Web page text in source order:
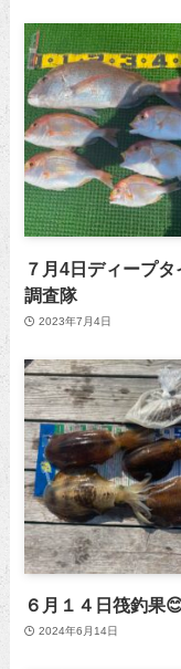
７月4日ディープ
調査隊
2023年7月4日
６月１４日筏釣果
2024年6月14日